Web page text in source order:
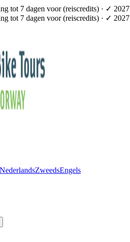
tot 7 dagen voor (reiscredits) · ✓
tot 7 dagen voor (reiscredits) · ✓
NederlandsZweedsEngels